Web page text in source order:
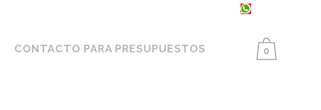
0
CONTACTO PARA PRESUPUESTOS